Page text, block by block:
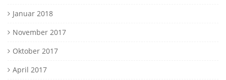
Januar 2018
November 2017
Oktober 2017
April 2017